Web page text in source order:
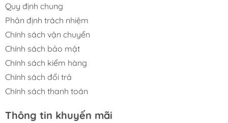
Quy định chung
Phân định trách nhiệm
Chính sách vận chuyển
Chính sách bảo mật
Chính sách kiểm hàng
Chính sách đổi trả
Chính sách thanh toán
Thông tin khuyến mãi